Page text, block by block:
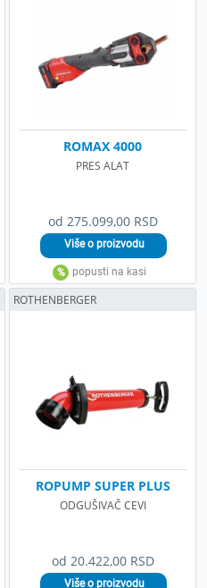
od 275.099,00 RSD
ROMAX 4000
PRES ALAT
od 20.422,00 RSD
ROPUMP SUPER PLUS
ODGUŠIVAČ CEVI
ROTHENBERGER